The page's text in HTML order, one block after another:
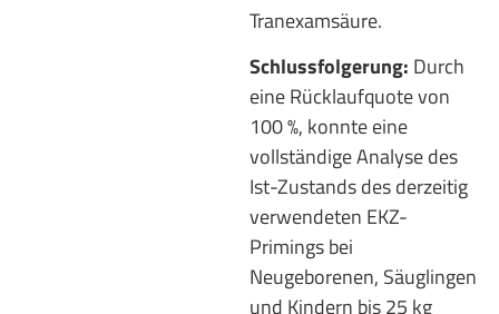
Tranexamsäure.
Schlussfolgerung: Durch
eine Rücklaufquote von
100 %, konnte eine
vollständige Analyse des
Ist-Zustands des derzeitig
verwendeten EKZ-
Primings bei
Neugeborenen, Säuglingen
und Kindern bis 25 kg